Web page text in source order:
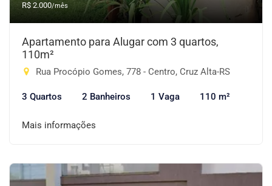
R$ 2.000/mês
Apartamento para Alugar com 3 quartos,
110m²
Rua Procópio Gomes, 778 - Centro, Cruz Alta-RS
3 Quartos 2 Banheiros 1 Vaga 110 m²
Mais informações